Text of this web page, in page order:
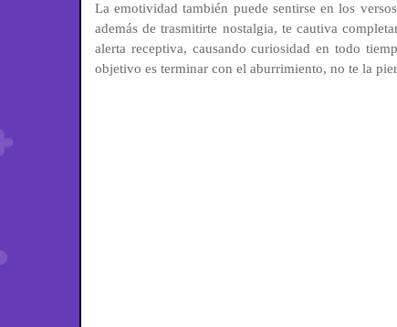
La emotividad también puede sentirse en los
además de trasmitirte nostalgia, te cautiva
alerta receptiva, causando curiosidad en todo
objetivo es terminar con el aburrimiento, no te la